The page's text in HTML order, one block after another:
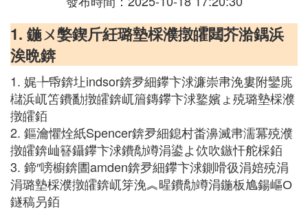
1. 鍦ㄨ嫳鍥斤紝璐墊棌濮撴皬閮芥湁鍝浜
涘晩錛
1. 娓╄帋錛圵indsor錛夛細鑻卞浗濂崇帇浼婁附鑾庣
櫧浜屼笘鐨勫撴皬錛屼篃鏄鑻卞浗鐜嬪ょ殑璐墊棌濮
撴皬銆
2. 鏂瀹懼烇紙Spencer錛夛細鎴村畨濞滅帇濡冪殑濮
撴皬錛屾簮鑷鑻卞浗鐨勪竴涓鍙よ佽吹鏃忓舵棌銆
3. 鍗″嗙櫥錛圕amden錛夛細鑻卞浗鍘嗗彶涓婄殑涓
涓璐墊棌濮撴皬錛屼笌浼︽暒鐨勪竴涓鍦板尯鍚嶇О
鐩稿叧銆